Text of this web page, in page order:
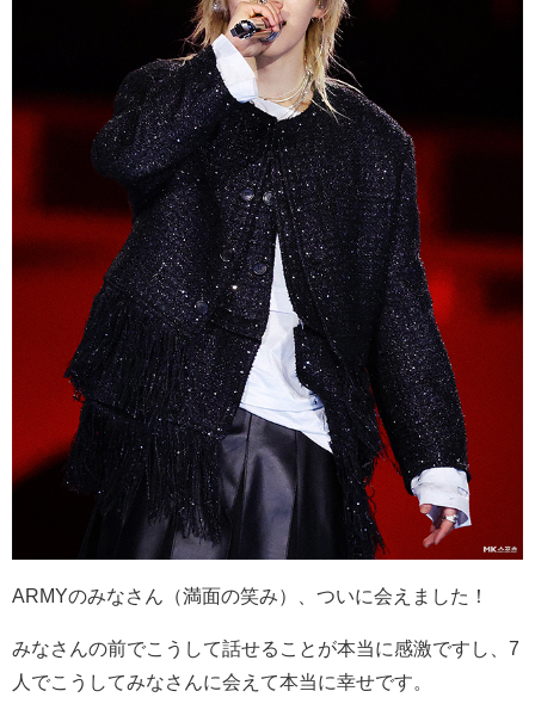
ARMYのみなさん（満面の笑み）、ついに会えました！
みなさんの前でこうして話せることが本当に感激ですし、 7
人でこうしてみなさんに会えて本当に幸せです。